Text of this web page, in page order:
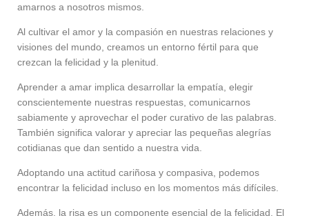
amarnos a nosotros mismos.
Al cultivar el amor y la compasión en nuestras relaciones y
visiones del mundo, creamos un entorno fértil para que
crezcan la felicidad y la plenitud.
Aprender a amar implica desarrollar la empatía, elegir
conscientemente nuestras respuestas, comunicarnos
sabiamente y aprovechar el poder curativo de las palabras.
También significa valorar y apreciar las pequeñas alegrías
cotidianas que dan sentido a nuestra vida.
Adoptando una actitud cariñosa y compasiva, podemos
encontrar la felicidad incluso en los momentos más difíciles.
Además, la risa es un componente esencial de la felicidad. El